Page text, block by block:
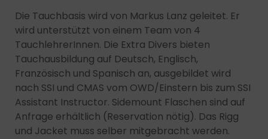
Die Tauchbasis wird von Markus Lanz geleitet. Er
wird unterstützt von einem Team von 4
TauchlehrerInnen. Die Extra Divers bieten
Tauchausbildung auf Deutsch, Englisch,
Französisch und Spanisch an, ausgebildet wird
nach SSI und CMAS vom OWD/Einstern bis zum SSI
Assistant Instructor. Sidemount Flaschen sind auf
Anfrage erhältlich (Reservation nötig). Das Rigg
und Jacket muss selber mitgebracht werden.